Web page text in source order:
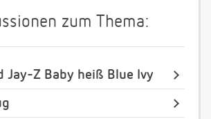
zum Thema:
Jay-Z Baby heiß Blue Ivy